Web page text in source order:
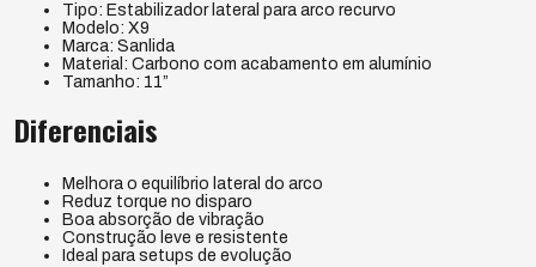
Tipo: Estabilizador lateral para arco recurvo
Modelo: X9
Marca: Sanlida
Material: Carbono com acabamento em alumínio
Tamanho: 11”
Diferenciais
Melhora o equilíbrio lateral do arco
Reduz torque no disparo
Boa absorção de vibração
Construção leve e resistente
Ideal para setups de evolução